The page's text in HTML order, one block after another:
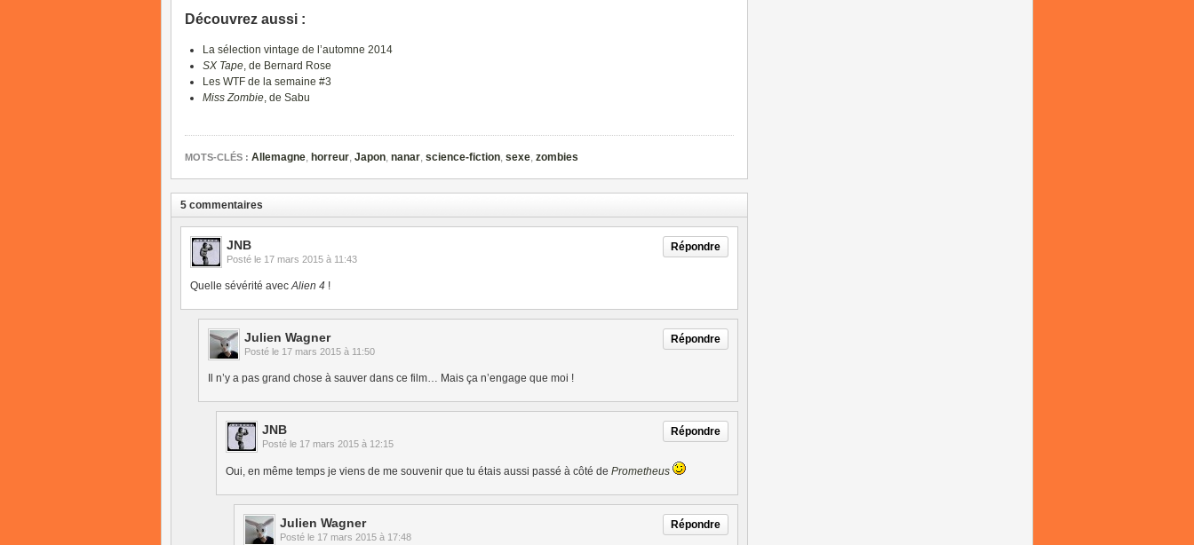
Découvrez aussi :
La sélection vintage de l’automne 2014
SX Tape, de Bernard Rose
Les WTF de la semaine #3
Miss Zombie, de Sabu
MOTS-CLÉS : Allemagne, horreur, Japon, nanar, science-fiction, sexe, zombies
5 commentaires
Répondre
JNB
Posté le 17 mars 2015 à 11:43
Quelle sévérité avecAlien 4 !
Répondre
Julien Wagner
Posté le 17 mars 2015 à 11:50
Il n’y a pas grand chose à sauver dans ce film… Mais ça n’engage que moi !
Répondre
JNB
Posté le 17 mars 2015 à 12:15
Oui, en même temps je viens de me souvenir que tu étais aussi passé à côté de Prometheus
Répondre
Julien Wagner
Posté le 17 mars 2015 à 17:48